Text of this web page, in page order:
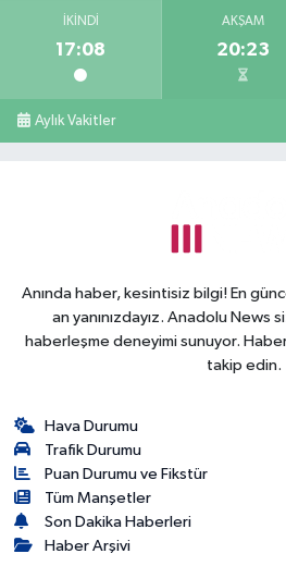
İKINDI
17:08
AKŞAM
20:23
Aylık Vakitler
Anında haber, kesintisiz bilgi! En
an yanınızdayız. Anadolu News
haberleşme deneyimi sunuyor.
takip edin.
Hava Durumu
Trafik Durumu
Puan Durumu ve Fikstür
Tüm Manşetler
Son Dakika Haberleri
Haber Arşivi